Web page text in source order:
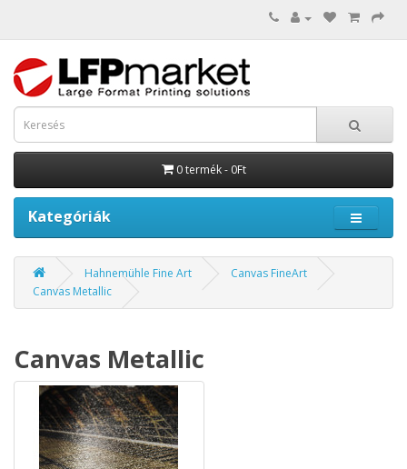
0 termék - 0Ft
Kategóriák
Hahnemühle Fine Art
Canvas FineArt
Canvas Metallic
Canvas Metallic